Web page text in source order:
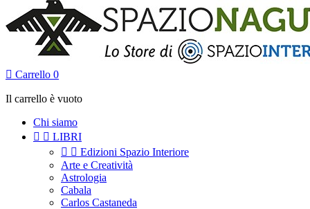
 Carrello 0
Il carrello è vuoto
Chi siamo
  LIBRI
  Edizioni Spazio Interiore
Arte e Creatività
Astrologia
Cabala
Carlos Castaneda